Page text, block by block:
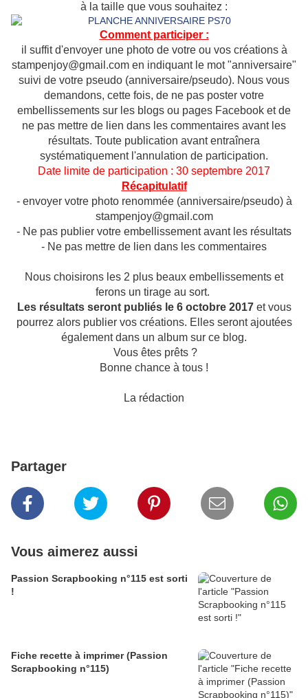
à la taille que vous souhaitez :
Comment participer :
il suffit d'envoyer une photo de votre ou vos créations à
stampenjoy@gmail.com en indiquant le mot "anniversaire"
suivi de votre pseudo (anniversaire/pseudo). Nous vous
demandons, cette fois, de ne pas poster votre
embellissements sur les blogs ou pages Facebook et de
ne pas mettre de lien dans les commentaires avant les
résultats. Toute publication avant entraînera
systématiquement l'annulation de participation.
Date limite de participation : 30 septembre 2017
Récapitulatif
- envoyer votre photo renommée (anniversaire/pseudo) à
stampenjoy@gmail.com
- Ne pas publier votre embellissement avant les résultats
- Ne pas mettre de lien dans les commentaires
Nous choisirons les 2 plus beaux embellissements et
ferons un tirage au sort.
Les résultats seront publiés le 6 octobre 2017et vous
pourrez alors publier vos créations. Elles seront ajoutées
également dans un album sur ce blog.
Vous êtes prêts ?
Bonne chance à tous !
La rédaction
Partager
Vous aimerez aussi
Passion Scrapbooking n°115 est sorti
!
Fiche recette à imprimer (Passion
Scrapbooking n°115)